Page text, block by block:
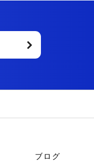
ブログ